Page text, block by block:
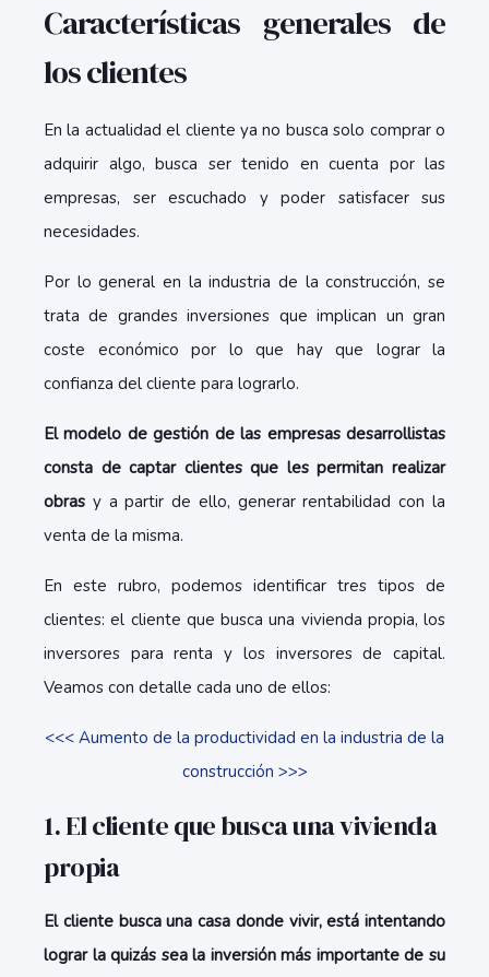
Características generales de
los clientes
En la actualidad el cliente ya no busca solo comprar o
adquirir algo, busca ser tenido en cuenta por las
empresas, ser escuchado y poder satisfacer sus
necesidades.
Por lo general en la industria de la construcción, se
trata de grandes inversiones que implican un gran
coste económico por lo que hay que lograr la
confianza del cliente para lograrlo.
El modelo de gestión de las empresas desarrollistas
consta de captar clientes que les permitan realizar
obras y a partir de ello, generar rentabilidad con la
venta de la misma.
En este rubro, podemos identificar tres tipos de
clientes: el cliente que busca una vivienda propia, los
inversores para renta y los inversores de capital.
Veamos con detalle cada uno de ellos:
<<< Aumento de la productividad en la industria de la
construcción >>>
1. El cliente que busca una vivienda
propia
El cliente busca una casa donde vivir, está intentando
lograr la quizás sea la inversión más importante de su